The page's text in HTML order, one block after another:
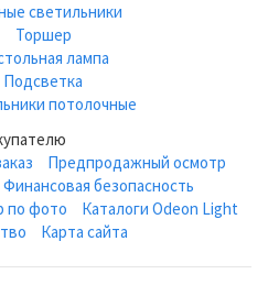
светильники
Торшер
лампа
Подсветка
потолочные
Предпродажный осмотр
Финансовая безопасность
по фото
Каталоги Odeon Light
Карта сайта